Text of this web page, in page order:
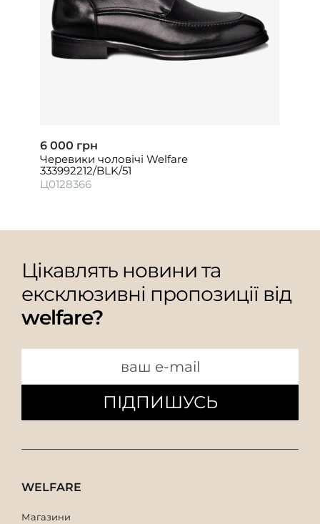
6 000 грн
Черевики чоловічі Welfare
333992212/BLK/51
Ц0128366
Цікавлять новини та
ексклюзивні пропозиції від
welfare?
ПІДПИШУСЬ
WELFARE
Магазини